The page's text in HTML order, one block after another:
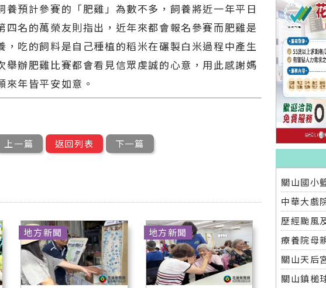
養預計參賽的「肥雞」為數不多，飼養將近一年平日
四名的萬榮友則指出，近年來都會報名參賽而肥雞是
，吃的飼料是自己種植的稻米在碾製白米過程中產生
舉辦肥雞比賽都會看見信眾虔誠的心意，用此感謝媽
年皆平安如意。
上一篇 返回列表 下一篇
地方新聞 地方新聞